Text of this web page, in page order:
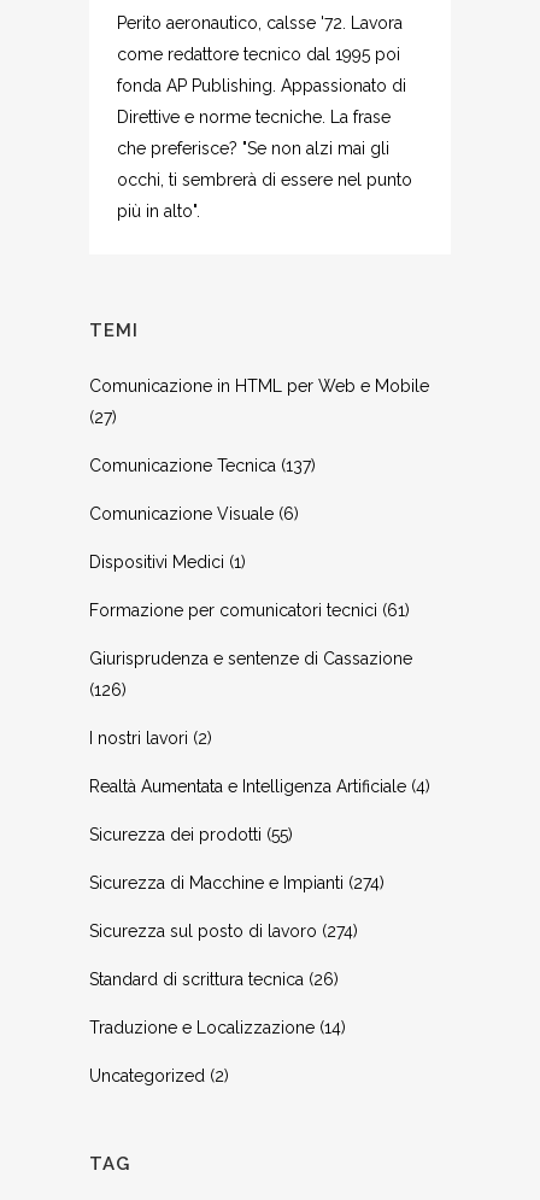
Perito aeronautico, calsse '72. Lavora
come redattore tecnico dal 1995 poi
fonda AP Publishing. Appassionato di
Direttive e norme tecniche. La frase
che preferisce? "Se non alzi mai gli
occhi, ti sembrerà di essere nel punto
più in alto".
TEMI
Comunicazione in HTML per Web e Mobile
(27)
Comunicazione Tecnica (137)
Comunicazione Visuale (6)
Dispositivi Medici (1)
Formazione per comunicatori tecnici (61)
Giurisprudenza e sentenze di Cassazione
(126)
I nostri lavori (2)
Realtà Aumentata e Intelligenza Artificiale (4)
Sicurezza dei prodotti (55)
Sicurezza di Macchine e Impianti (274)
Sicurezza sul posto di lavoro (274)
Standard di scrittura tecnica (26)
Traduzione e Localizzazione (14)
Uncategorized (2)
TAG